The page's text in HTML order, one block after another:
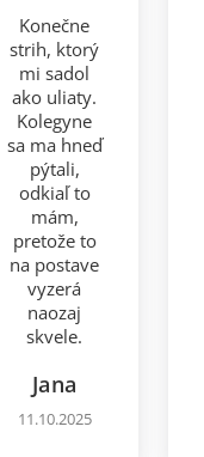
Konečne
strih, ktorý
mi sadol
ako uliaty.
Kolegyne
sa ma hneď
pýtali,
odkiaľ to
mám,
pretože to
na postave
vyzerá
naozaj
skvele.
Jana
11.10.2025